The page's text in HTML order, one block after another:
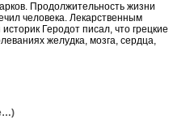
Продолжительность жизни
человека. Лекарственным
Геродот писал, что грецкие
желудка, мозга, сердца,